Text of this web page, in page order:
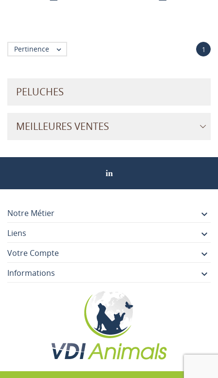
PELUCHES
MEILLEURES VENTES
Pertinence  1
Notre Métier 
Liens 
Votre Compte 
Informations 